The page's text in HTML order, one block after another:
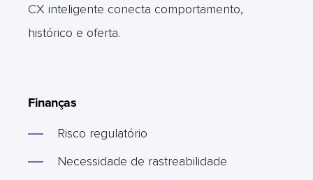
CX inteligente conecta comportamento,
histórico e oferta.
Finanças
Risco regulatório
Necessidade de rastreabilidade